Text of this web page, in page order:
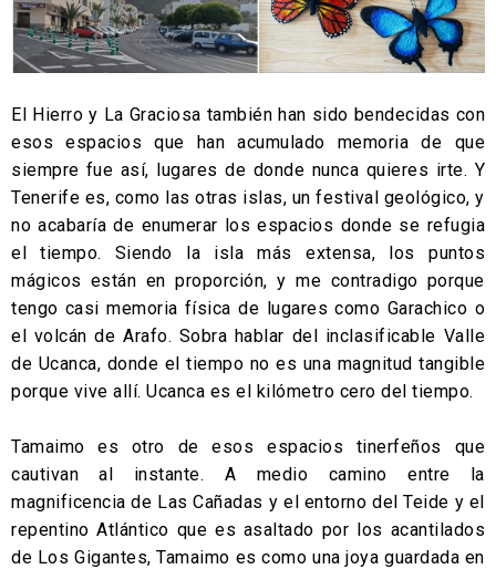
El Hierro y La Graciosa también han sido bendecidas con
esos espacios que han acumulado memoria de que
siempre fue así, lugares de donde nunca quieres irte. Y
Tenerife es, como las otras islas, un festival geológico, y
no acabaría de enumerar los espacios donde se refugia
el tiempo. Siendo la isla más extensa, los puntos
mágicos están en proporción, y me contradigo porque
tengo casi memoria física de lugares como Garachico o
el volcán de Arafo. Sobra hablar del inclasificable Valle
de Ucanca, donde el tiempo no es una magnitud tangible
porque vive allí. Ucanca es el kilómetro cero del tiempo.
Tamaimo es otro de esos espacios tinerfeños que
cautivan al instante. A medio camino entre la
magnificencia de Las Cañadas y el entorno del Teide y el
repentino Atlántico que es asaltado por los acantilados
de Los Gigantes, Tamaimo es como una joya guardada en